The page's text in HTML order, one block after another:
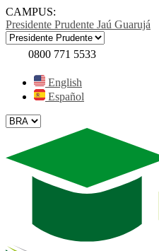
CAMPUS:
Presidente Prudente Jaú Guarujá
0800 771 5533
English
Español